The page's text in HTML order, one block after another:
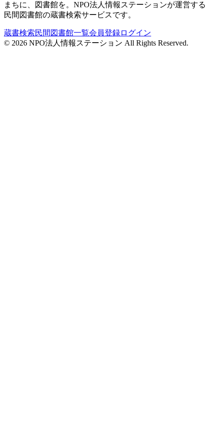
まちに、図書館を。NPO法人情報ステーションが運営する
民間図書館の蔵書検索サービスです。
蔵書検索民間図書館一覧会員登録ログイン
© 2026 NPO法人情報ステーション All Rights Reserved.